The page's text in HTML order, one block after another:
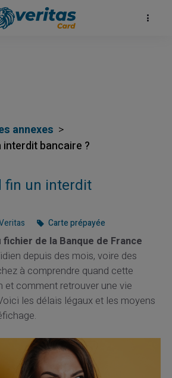
annexes
interdit bancaire ?
fin un interdit
Carte prépayée
fichier de la Banque de France
depuis des mois, voire des
à comprendre quand cette
et comment retrouver une vie
les délais légaux et les moyens